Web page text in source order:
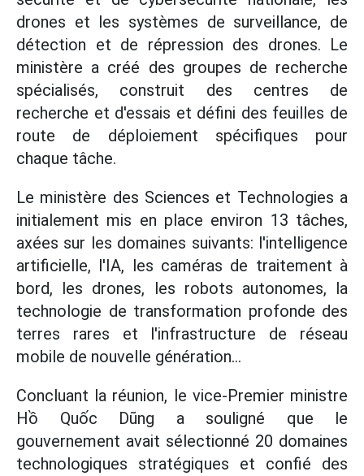
drones et les systèmes de surveillance, de
détection et de répression des drones. Le
ministère a créé des groupes de recherche
spécialisés, construit des centres de
recherche et d'essais et défini des feuilles de
route de déploiement spécifiques pour
chaque tâche.
Le ministère des Sciences et Technologies a
initialement mis en place environ 13 tâches,
axées sur les domaines suivants: l'intelligence
artificielle, l'IA, les caméras de traitement à
bord, les drones, les robots autonomes, la
technologie de transformation profonde des
terres rares et l'infrastructure de réseau
mobile de nouvelle génération...
Concluant la réunion, le vice-Premier ministre
Hồ Quốc Dũng a souligné que le
gouvernement avait sélectionné 20 domaines
technologiques stratégiques et confié des